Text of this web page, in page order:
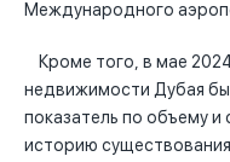
Международного
Кроме того, в мае
недвижимости Дубая
показатель по объему
историю